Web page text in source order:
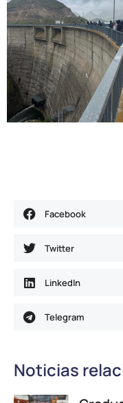
Facebook
Twitter
LinkedIn
Telegram
Noticias